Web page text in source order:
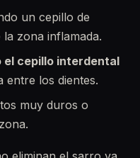
un cepillo de
zona inflamada.
el cepillo interdental
entre los dientes.
muy duros o